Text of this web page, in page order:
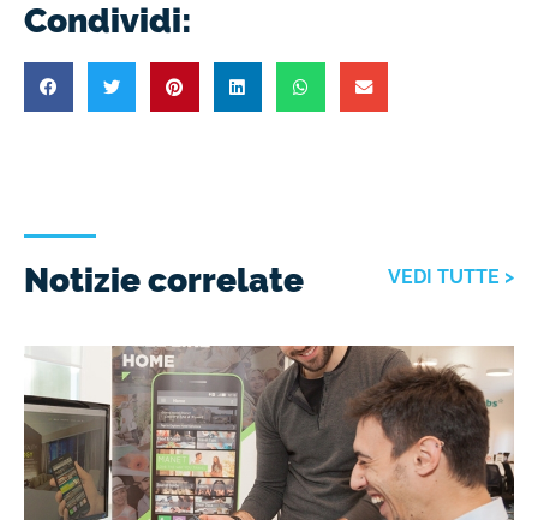
Condividi:
Notizie correlate VEDI TUTTE >